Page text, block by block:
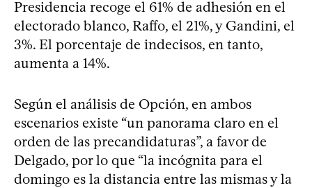
Presidencia recoge el 61% de adhesión en el
electorado blanco, Raffo, el 21%, y Gandini, el
3%. El porcentaje de indecisos, en tanto,
aumenta a 14%.
Según el análisis de Opción, en ambos
escenarios existe “un panorama claro en el
orden de las precandidaturas”, a favor de
Delgado, por lo que “la incógnita para el
domingo es la distancia entre las mismas y la